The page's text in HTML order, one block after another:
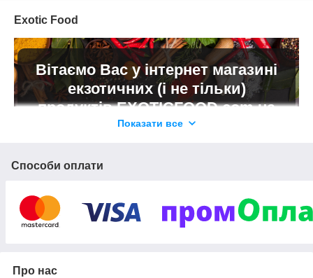
Exotiс Food
Вітаємо Вас у інтернет магазині
екзотичних (і не тільки)
продуктів EXOTICFOOD.com.ua
асортименті магазину величезна кількість інгредієнтів
страв.
Показати все
Способи оплати
Про нас